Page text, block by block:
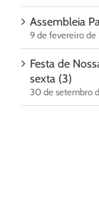
Assembleia
9 de fevereiro
Festa de
sexta (3)
30 de setembro